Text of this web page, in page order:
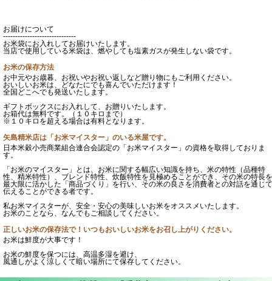
お届けについて
------------------------------
お米袋にお入れしてお届けいたします。
当店で使用している米袋は、燃やしても塩素ガスが発生しない袋です。
お米の保存方法
お中元やお歳暮、お祝いやお祝い返しなど贈り物にもご利用ください。
おいしいお米は、どなたにでも喜んでいただけます！
全国どこへでも発送いたします。
ギフトボックスにお入れして、お贈りいたします。
お箱代は無料です。（１０キロまで）
※１０キロを超える場合は有料となります。
矢島精米店は「お米マイスター」のいる米屋です。
日本米穀小売商業組合連合会認定の「お米マイスター」の資格を取得しておりま
す。
「お米のマイスター」とは、お米に関する幅広い知識を持ち、米の特性（品種特
性、精米特性）、ブレンド特性、炊飯特性を見極めることができ、その米の特長を
最大限に活かした「商品づくり」を行い、その米の良さを消費者との対話を通じて
伝えることができる者です。
私お米マイスターが、安全・安心の美味しいお米をオススメいたします。
お米のことなら、なんでもご相談してください。
正しいお米の保存法で！いつもおいしいお米をお召し上がりください。
お米は鮮度が大事です！
お米の鮮度を保つには、高温多湿を避け、
風通しがよく涼しくて暗い場所にて保存してください。